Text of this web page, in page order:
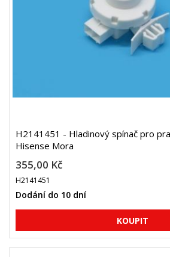
H2141451 - Hladinový spínač pro
Hisense Mora
355,00 Kč
H2141451
Dodání do 10 dní